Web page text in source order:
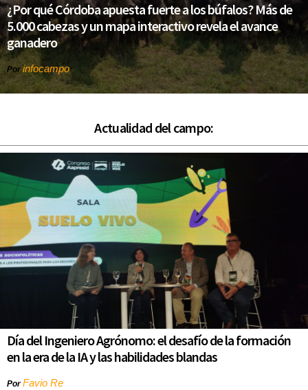
¿Por qué Córdoba apuesta fuerte a los búfalos? Más de
5.000 cabezas y un mapa interactivo revela el avance
ganadero
Por infocampo
Actualidad del campo:
Día del Ingeniero Agrónomo: el desafío de la formación
en la era de la IA y las habilidades blandas
PorFavio Re